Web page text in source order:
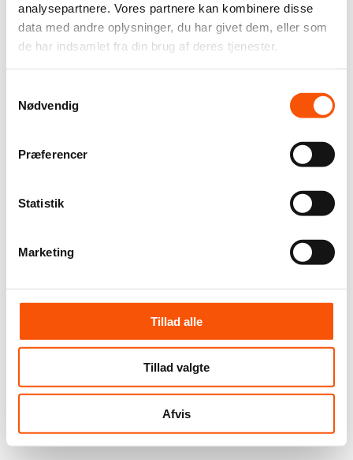
analysepartnere. Vores partnere kan kombinere disse
data med andre oplysninger, du har givet dem, eller som
de har indsamlet fra din brug af deres tjenester.
Nødvendig
Præferencer
Statistik
Marketing
Tillad alle
Tillad valgte
Afvis